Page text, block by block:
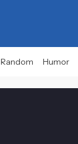
Random Humor